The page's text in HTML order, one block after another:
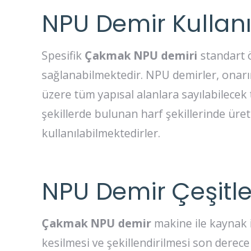
NPU Demir
Spesifik Çakmak NPU demiri standart
sağlanabilmektedir. NPU demirler,
üzere tüm yapısal alanlara
şekillerde bulunan harf şekillerinde
kullanılabilmektedirler.
NPU Demir
Çakmak NPU demir makine ile kaynak
kesilmesi ve şekillendirilmesi son